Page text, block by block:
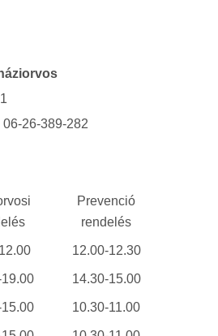
háziorvos
26-389-282
Prevenció
rendelés
12.00-12.30
14.30-15.00
10.30-11.00